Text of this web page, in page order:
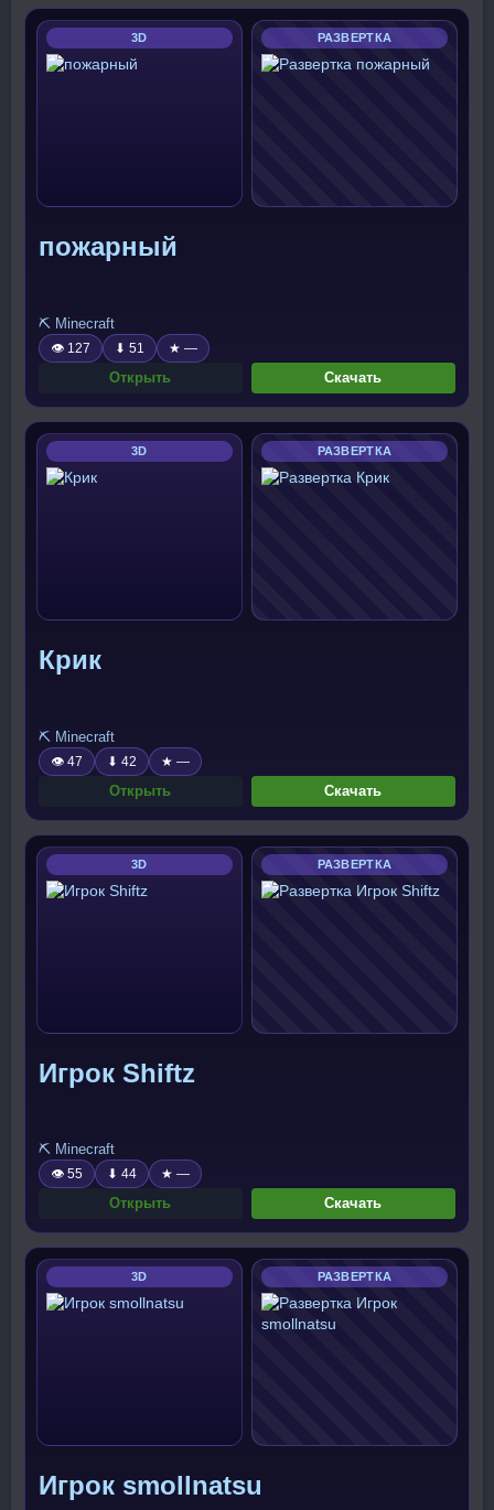
3D РАЗВЕРТКА
пожарный
⛏️ Minecraft
👁 127 ⬇ 51 ★ —
Открыть Скачать
3D РАЗВЕРТКА
Крик
⛏️ Minecraft
👁 47 ⬇ 42 ★ —
Открыть Скачать
3D РАЗВЕРТКА
Игрок Shiftz
⛏️ Minecraft
👁 55 ⬇ 44 ★ —
Открыть Скачать
3D РАЗВЕРТКА
Игрок smollnatsu